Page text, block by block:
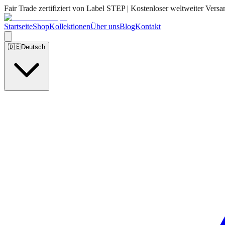
Fair Trade zertifiziert von Label STEP | Kostenloser weltweiter
StartseiteShopKollektionenÜber unsBlogKontakt
🇩🇪Deutsch